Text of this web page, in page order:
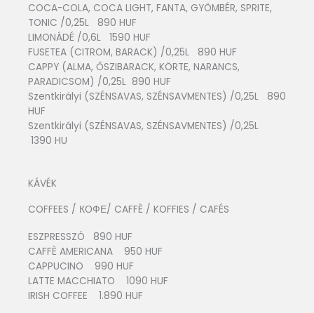
COCA-COLA, COCA LIGHT, FANTA, GYÖMBÉR, SPRITE,
TONIC /0,25L 890 HUF
LIMONÁDÉ /0,6L 1590 HUF
FUSETEA (CITROM, BARACK) /0,25L 890 HUF
CAPPY (ALMA, ŐSZIBARACK, KÖRTE, NARANCS,
PARADICSOM) /0,25L 890 HUF
Szentkirályi (SZÉNSAVAS, SZÉNSAVMENTES) /0,25L 890
HUF
Szentkirályi (SZÉNSAVAS, SZÉNSAVMENTES) /0,25L
1390 HU
KÁVÉK
COFFEES / КОФЕ/ CAFFÈ / KOFFIES / CAFÉS
ESZPRESSZÓ 890 HUF
CAFFÈ AMERICANA 950 HUF
CAPPUCINO 990 HUF
LATTE MACCHIATO 1090 HUF
IRISH COFFEE 1.890 HUF